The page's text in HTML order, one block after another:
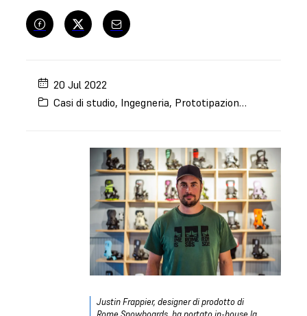
20 Jul 2022
Casi di studio, Ingegneria, Prototipazione rapida
Justin Frappier, designer di prodotto di